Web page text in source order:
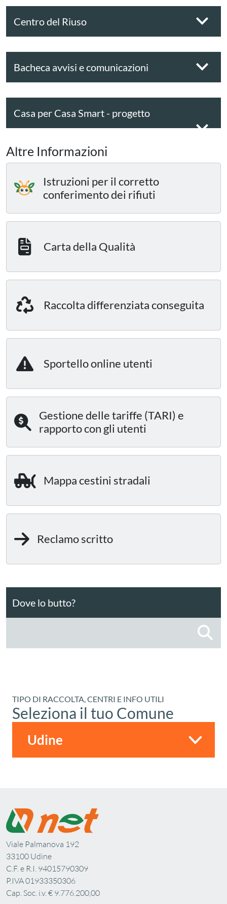
Centro del Riuso
Bacheca avvisi e comunicazioni
Casa per Casa Smart - progetto
Altre Informazioni
Istruzioni per il corretto
conferimento dei rifiuti
Carta della Qualità
Raccolta differenziata conseguita
Sportello online utenti
Gestione delle tariffe (TARI) e
rapporto con gli utenti
Mappa cestini stradali
Reclamo scritto
Dove lo butto?
TIPO DI RACCOLTA, CENTRI E INFO UTILI
Seleziona il tuo Comune
Viale Palmanova 192
33100 Udine
C.F. e R.I. 94015790309
P.IVA 01933350306
Cap. Soc. i.v. € 9.776.200,00